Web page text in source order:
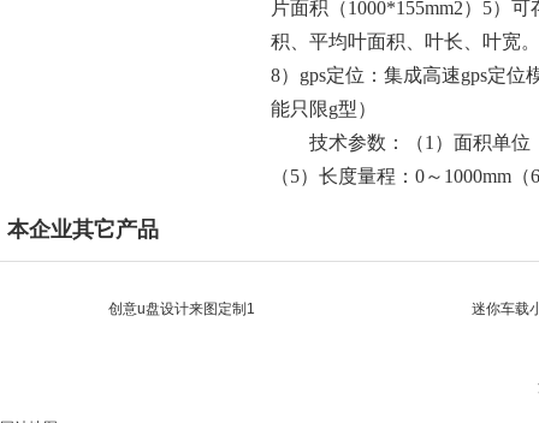
片面积（1000*155mm2）5）
积、平均叶面积、叶长、叶宽
8）gps定位：集成高速gps定
能只限g型）
技术参数：（1）面积单位
（5）长度量程：0～1000mm
本企业其它产品
创意u盘设计来图定制1 迷你车载